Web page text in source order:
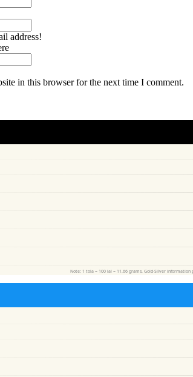
address!
in this browser for the next time I comment.